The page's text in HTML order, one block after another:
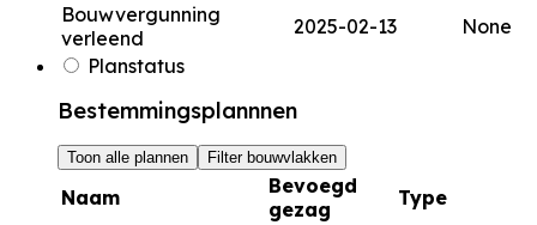
Bouwvergunning
verleend
2025-02-13
None
Planstatus
Bestemmingsplannnen
Toon alle plannen Filter bouwvlakken
Naam
Bevoegd
gezag
Type